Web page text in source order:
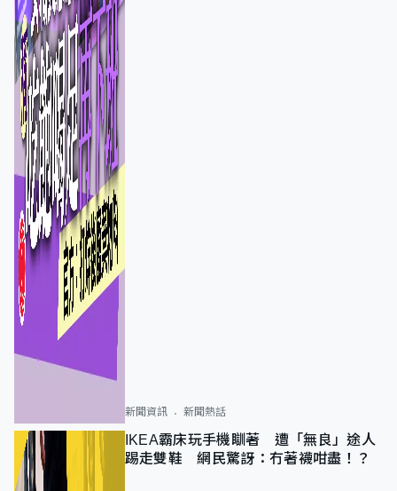
新聞資訊 新聞熱話
IKEA霸床玩手機瞓著 遭「無良」途人
踢走雙鞋 網民驚訝：冇著襪咁盡！？